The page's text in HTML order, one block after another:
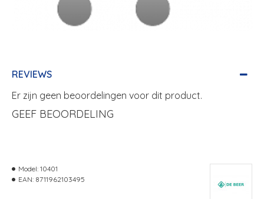
REVIEWS
Er zijn geen beoordelingen voor dit product.
GEEF BEOORDELING
Model: 10401
EAN: 8711962103495